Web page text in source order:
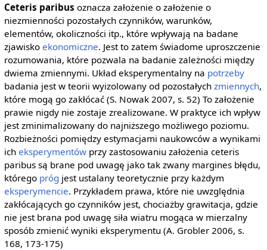
Ceteris paribus oznacza założenie o założenie o
niezmienności pozostałych czynników, warunków,
elementów, okoliczności itp., które wpływają na badane
zjawisko ekonomiczne. Jest to zatem świadome uproszczenie
rozumowania, które pozwala na badanie zależności między
dwiema zmiennymi. Układ eksperymentalny na potrzeby
badania jest w teorii wyizolowany od pozostałych zmiennych,
które mogą go zakłócać (S. Nowak 2007, s. 52) To założenie
prawie nigdy nie zostaje zrealizowane. W praktyce ich wpływ
jest zminimalizowany do najniższego możliwego poziomu.
Rozbieżności pomiędzy estymacjami naukowców a wynikami
ich eksperymentówprzy zastosowaniu założenia ceteris
paribus są brane pod uwagę jako tak zwany margines błędu,
którego próg jest ustalany teoretycznie przy każdym
eksperymencie. Przykładem prawa, które nie uwzględnia
zakłócających go czynników jest, chociażby grawitacja, gdzie
nie jest brana pod uwagę siła wiatru mogąca w mierzalny
sposób zmienić wyniki eksperymentu (A. Grobler 2006, s.
168, 173-175)